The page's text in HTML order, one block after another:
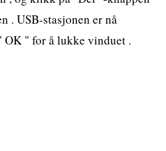
. USB-stasjonen er nå
" for å lukke vinduet .